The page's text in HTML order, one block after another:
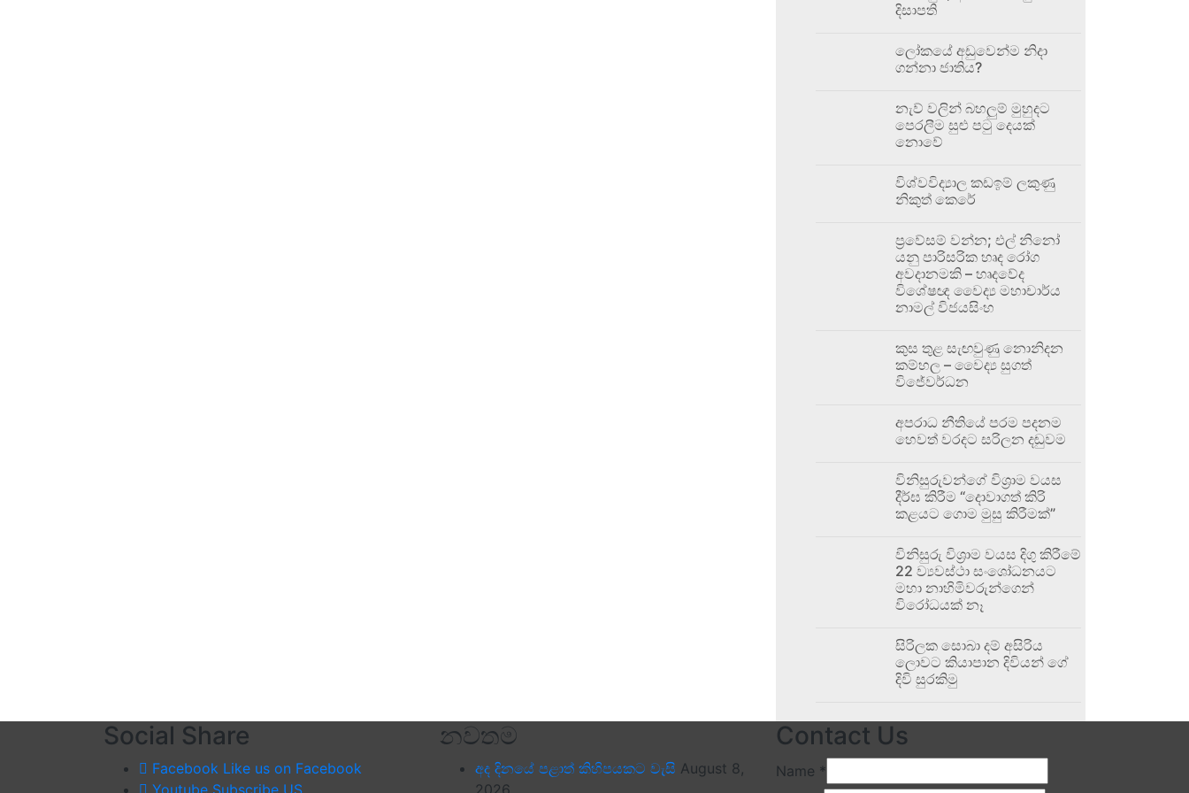
දිසාපති
ලෝකයේ අඩුවෙන්ම නිදා
ගන්නා ජාතිය?
නැව් වලින් බහලුම් මුහුදට
පෙරලීම සුළු පටු දෙයක්
නොවේ
විශ්වවිද්‍යාල කඩඉම් ලකුණු
නිකුත් කෙරේ
ප්‍රවේසම් වන්න; එල් නිනෝ
යනු පාරිසරික හෘද රෝග
අවදානමකි – හෘදවේද
විශේෂඥ වෛද්‍ය මහාචාර්ය
නාමල් විජයසිංහ
කුස තුළ සැඟවුණු නොනිදන
කම්හල – වෛද්‍ය සුගත්
විජේවර්ධන
අපරාධ නීතියේ පරම පදනම
හෙවත් වරදට සරිලන දඬුවම
විනිසුරුවන්ගේ විශ්‍රාම වයස
දීර්ඝ කිරීම “දොවාගත් කිරි
කළයට ගොම මුසු කිරීමක්”
විනිසුරු විශ්‍රාම වයස දිගු කිරීමේ
22 ව්‍යවස්ථා සංශෝධනයට
මහා නාහිමිවරුන්ගෙන්
විරෝධයක් නෑ
සිරිලක සොබා දම් අසිරිය
ලොවට කියාපාන දිවියන් ගේ
දිවි සුරකිමු
Social Share
Facebook Like us on Facebook
Youtube Subscribe US
නවතම
අද දිනයේ පළාත් කිහිපයකට වැසි August 8,
2026
Contact Us
Name *